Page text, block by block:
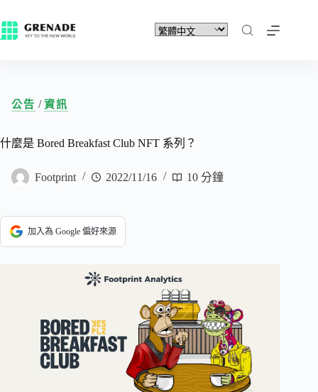
公告 /資訊
什麼是 Bored Breakfast Club NFT 系列？
Footprint 2022/11/16 10 分鐘
加入為 Google 偏好來源